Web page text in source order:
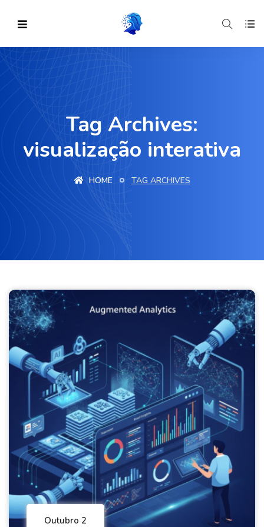
Tag Archives:
visualização interativa
HOME TAG ARCHIVES
Outubro 2